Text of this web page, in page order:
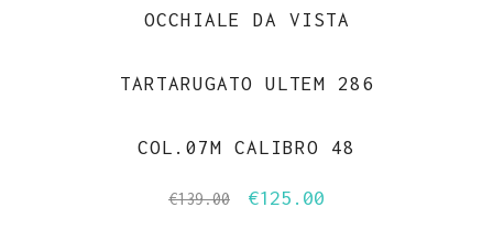
OCCHIALE DA VISTA
TARTARUGATO ULTEM 286
COL.07M CALIBRO 48
€139.00
Il
€125.00